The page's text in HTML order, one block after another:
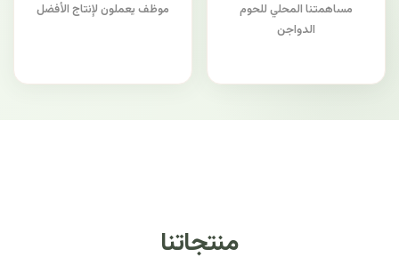
مساهمتنا المحلي للحوم
الدواجن
موظف يعملون لإنتاج الأفضل
منتجاتنا